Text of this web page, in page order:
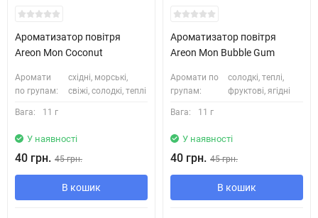
Ароматизатор повітря
Areon Mon Coconut
Аромати
по групам:
східні, морські,
свіжі, солодкі, теплі
Вага: 11 г
У наявності
40 грн. 45 грн.
В кошик
Ароматизатор повітря
Areon Mon Bubble Gum
Аромати по
групам:
солодкі, теплі,
фруктові, ягідні
Вага: 11 г
У наявності
40 грн. 45 грн.
В кошик